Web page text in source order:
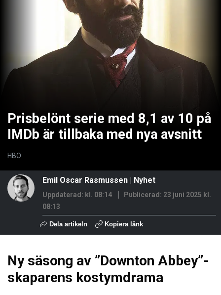
Prisbelönt serie med 8,1 av 10 på
IMDb är tillbaka med nya avsnitt
HBO
Emil Oscar Rasmussen Nyhet
Uppdaterad: kl. 08:14 Publicerad: 23 juni 2025 kl.
08:13
Dela artikeln Kopiera länk
Ny säsong av ”Downton Abbey”-
skaparens kostymdrama